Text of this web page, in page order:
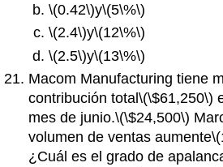
\(0.42\)y\(5\%\)
\(2.4\)y\(12\%\)
\(2.5\)y\(13\%\)
Macom Manufacturing tiene
contribución total\(\$61,250\)
mes de junio.\(\$24,500\)
volumen de ventas aumente
¿Cuál es el grado de